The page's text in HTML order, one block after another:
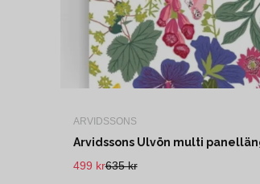
ARVIDSSONS
Arvidssons Ulvön multi
635 kr
499 kr